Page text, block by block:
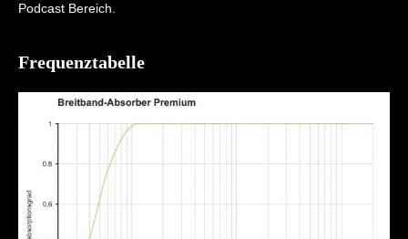
Podcast Bereich.
Frequenztabelle